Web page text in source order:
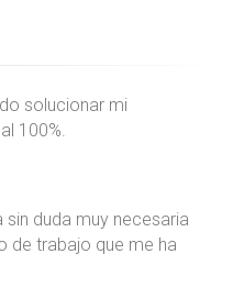
solucionar mi
100%.
duda muy necesaria
de trabajo que me ha